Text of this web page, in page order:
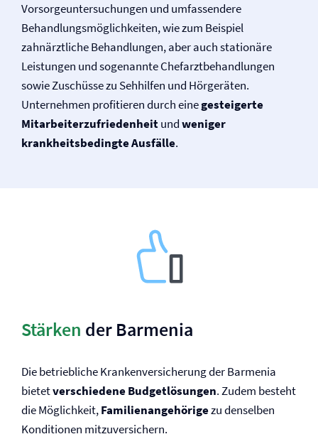
Vorsorgeuntersuchungen und umfassendere
Behandlungsmöglichkeiten, wie zum Beispiel
zahnärztliche Behandlungen, aber auch stationäre
Leistungen und sogenannte Chefarztbehandlungen
sowie Zuschüsse zu Sehhilfen und Hörgeräten.
Unternehmen profitieren durch einegesteigerte
Mitarbeiter­zufriedenheitundweniger
krankheitsbedingte Ausfälle.
Stärken der Barmenia
Die betriebliche Kranken­versicherung der Barmenia
bietetverschiedene Budgetlösungen. Zudem besteht
die Möglichkeit,Familienangehörigezu denselben
Konditionen mitzuversichern.